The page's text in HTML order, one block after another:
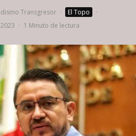
Transgresor · El Topo
·
· 1 Minuto de lectura